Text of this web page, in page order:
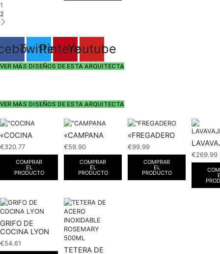
1
2
TwitterPinterestYoutube
VER MÁS DISEÑOS DE ESTA ARQUITECTA
VER MÁS DISEÑOS DE ESTA ARQUITECTA
«COCINA
€320.77
COMPRAR
EL
PRODUCTO
«CAMPANA
€59.90
COMPRAR
EL
PRODUCTO
«FREGADERO
€99.99
COMPRAR
EL
PRODUCTO
€269.99
GRIFO DE
COCINA LYON
€54.61
TETERA DE